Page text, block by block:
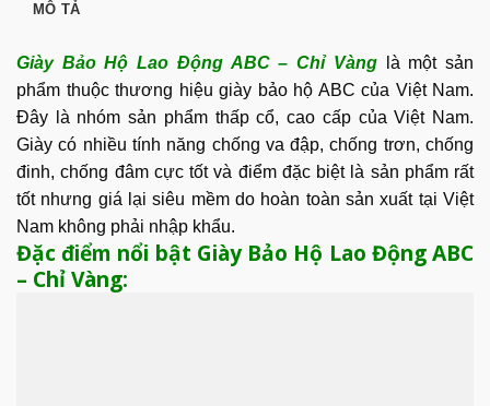
MÔ TẢ
Giày Bảo Hộ Lao Động ABC – Chỉ Vàng
là một sản
phẩm thuộc thương hiệu giày bảo hộ ABC của Việt Nam.
Đây là nhóm sản phẩm thấp cổ, cao cấp của Việt Nam.
Giày có nhiều tính năng chống va đập, chống trơn, chống
đinh, chống đâm cực tốt và điểm đặc biệt là sản phẩm rất
tốt nhưng giá lại siêu mềm do hoàn toàn sản xuất tại Việt
Nam không phải nhập khẩu.
Đặc điểm nổi bật Giày Bảo Hộ Lao Động ABC
– Chỉ Vàng: